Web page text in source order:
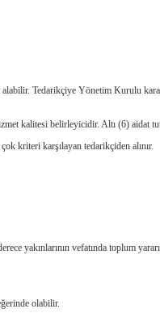
alabilir. Tedarikçiye Yönetim Kurulu
kalitesi belirleyicidir. Altı (6) aidat
kriteri karşılayan tedarikçiden alınır.
yakınlarının vefatında toplum
olabilir.